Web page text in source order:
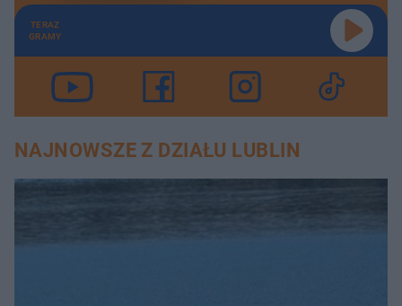
TERAZ
GRAMY
NAJNOWSZE Z DZIAŁU LUBLIN